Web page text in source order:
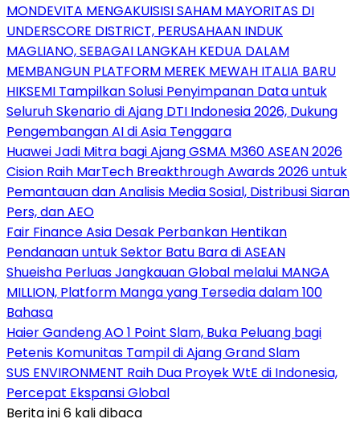
MONDEVITA MENGAKUISISI SAHAM MAYORITAS DI
UNDERSCORE DISTRICT, PERUSAHAAN INDUK
MAGLIANO, SEBAGAI LANGKAH KEDUA DALAM
MEMBANGUN PLATFORM MEREK MEWAH ITALIA BARU
HIKSEMI Tampilkan Solusi Penyimpanan Data untuk
Seluruh Skenario di Ajang DTI Indonesia 2026, Dukung
Pengembangan AI di Asia Tenggara
Huawei Jadi Mitra bagi Ajang GSMA M360 ASEAN 2026
Cision Raih MarTech Breakthrough Awards 2026 untuk
Pemantauan dan Analisis Media Sosial, Distribusi Siaran
Pers, dan AEO
Fair Finance Asia Desak Perbankan Hentikan
Pendanaan untuk Sektor Batu Bara di ASEAN
Shueisha Perluas Jangkauan Global melalui MANGA
MILLION, Platform Manga yang Tersedia dalam 100
Bahasa
Haier Gandeng AO 1 Point Slam, Buka Peluang bagi
Petenis Komunitas Tampil di Ajang Grand Slam
SUS ENVIRONMENT Raih Dua Proyek WtE di Indonesia,
Percepat Ekspansi Global
Berita ini 6 kali dibaca